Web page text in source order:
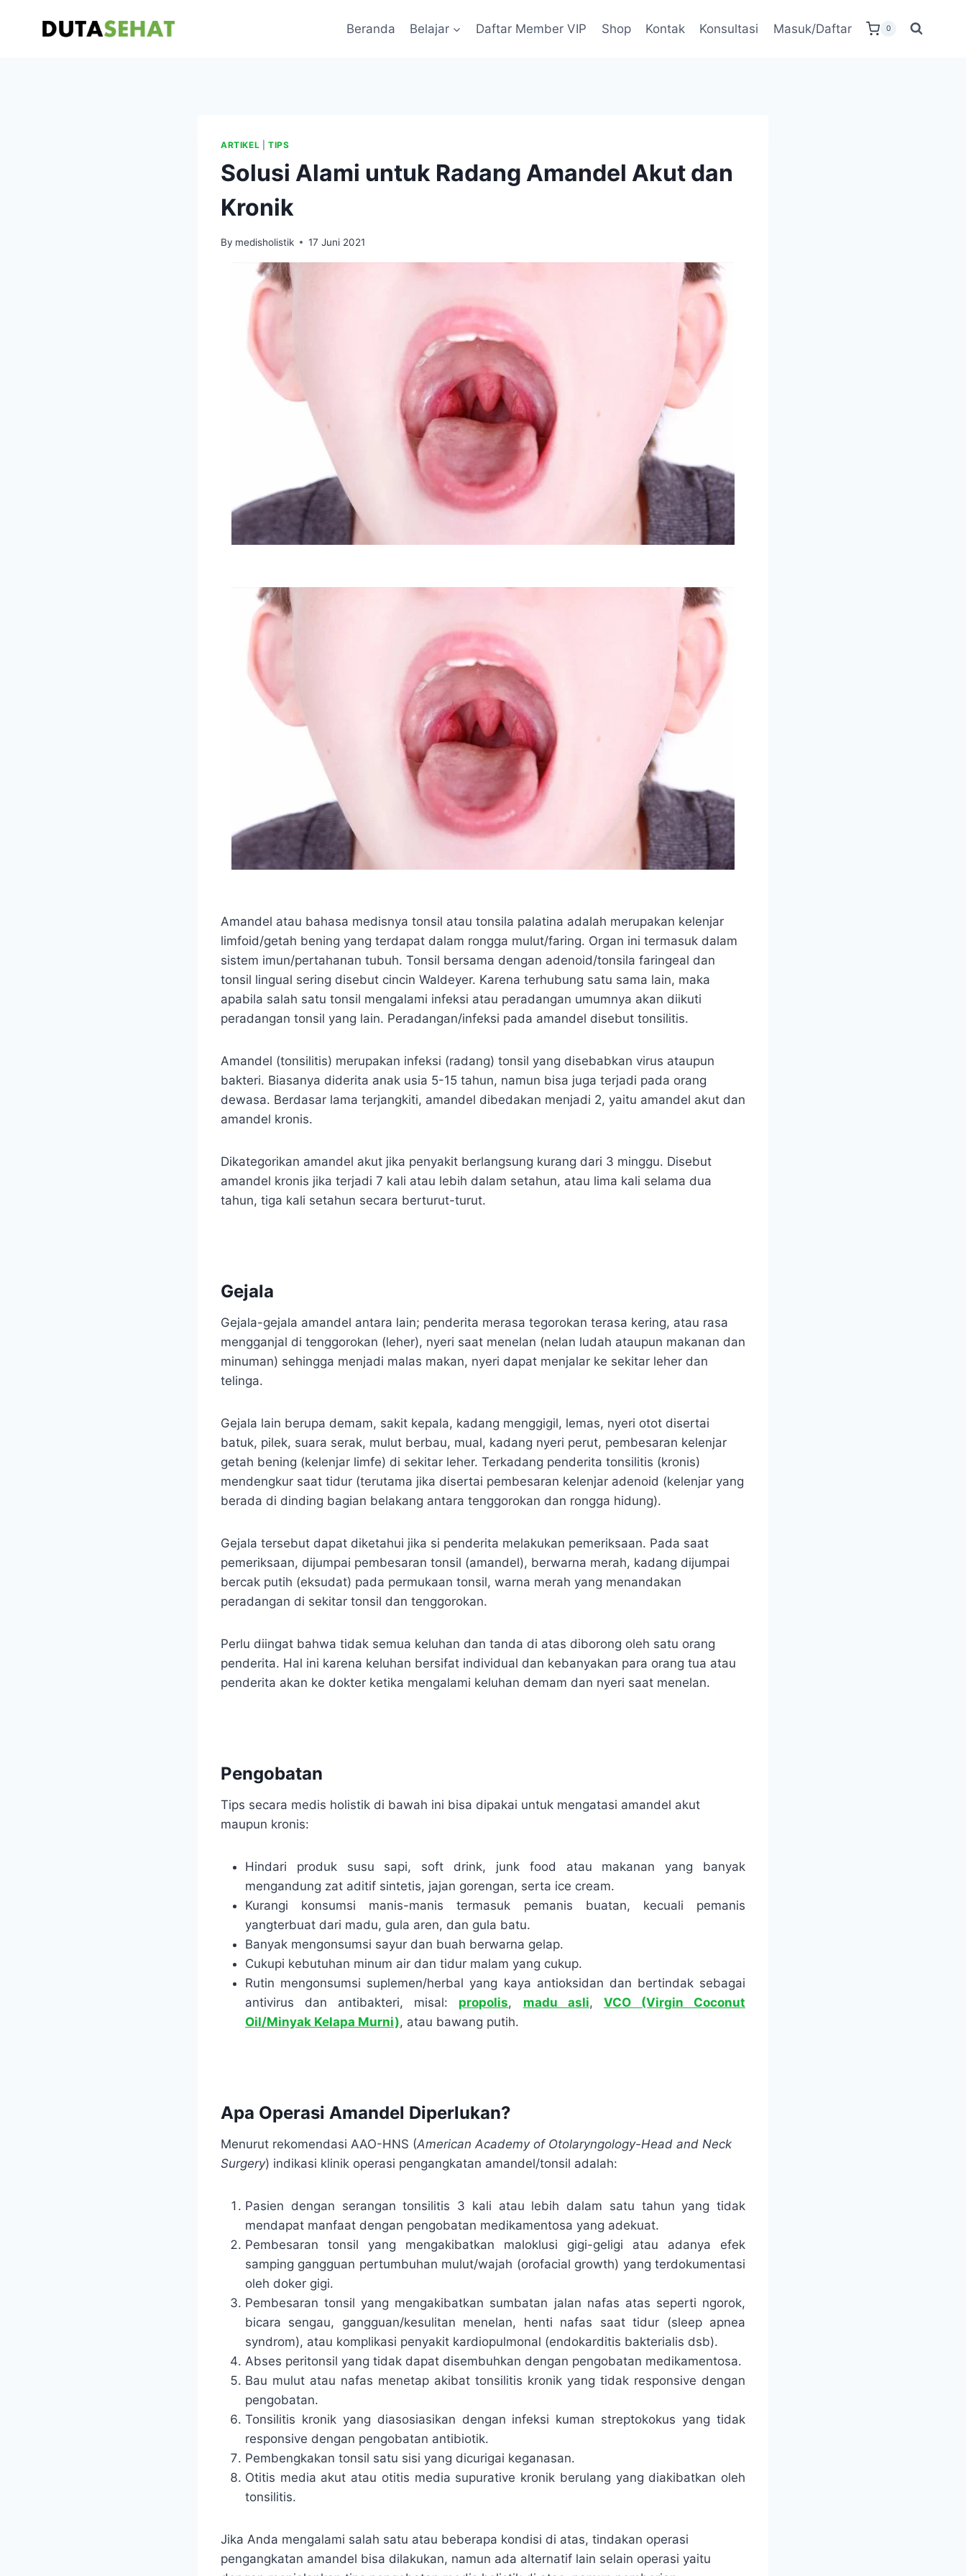
Beranda Belajar Daftar Member VIP Shop Kontak Konsultasi Masuk/Daftar 0
ARTIKEL TIPS
Solusi Alami untuk Radang Amandel Akut dan
Kronik
By medisholistik 17 Juni 2021
Amandel atau bahasa medisnya tonsil atau tonsila palatina adalah merupakan kelenjar
limfoid/getah bening yang terdapat dalam rongga mulut/faring. Organ ini termasuk dalam
sistem imun/pertahanan tubuh. Tonsil bersama dengan adenoid/tonsila faringeal dan
tonsil lingual sering disebut cincin Waldeyer. Karena terhubung satu sama lain, maka
apabila salah satu tonsil mengalami infeksi atau peradangan umumnya akan diikuti
peradangan tonsil yang lain. Peradangan/infeksi pada amandel disebut tonsilitis.
Amandel (tonsilitis) merupakan infeksi (radang) tonsil yang disebabkan virus ataupun
bakteri. Biasanya diderita anak usia 5-15 tahun, namun bisa juga terjadi pada orang
dewasa. Berdasar lama terjangkiti, amandel dibedakan menjadi 2, yaitu amandel akut dan
amandel kronis.
Dikategorikan amandel akut jika penyakit berlangsung kurang dari 3 minggu. Disebut
amandel kronis jika terjadi 7 kali atau lebih dalam setahun, atau lima kali selama dua
tahun, tiga kali setahun secara berturut-turut.
Gejala
Gejala-gejala amandel antara lain; penderita merasa tegorokan terasa kering, atau rasa
mengganjal di tenggorokan (leher), nyeri saat menelan (nelan ludah ataupun makanan dan
minuman) sehingga menjadi malas makan, nyeri dapat menjalar ke sekitar leher dan
telinga.
Gejala lain berupa demam, sakit kepala, kadang menggigil, lemas, nyeri otot disertai
batuk, pilek, suara serak, mulut berbau, mual, kadang nyeri perut, pembesaran kelenjar
getah bening (kelenjar limfe) di sekitar leher. Terkadang penderita tonsilitis (kronis)
mendengkur saat tidur (terutama jika disertai pembesaran kelenjar adenoid (kelenjar yang
berada di dinding bagian belakang antara tenggorokan dan rongga hidung).
Gejala tersebut dapat diketahui jika si penderita melakukan pemeriksaan. Pada saat
pemeriksaan, dijumpai pembesaran tonsil (amandel), berwarna merah, kadang dijumpai
bercak putih (eksudat) pada permukaan tonsil, warna merah yang menandakan
peradangan di sekitar tonsil dan tenggorokan.
Perlu diingat bahwa tidak semua keluhan dan tanda di atas diborong oleh satu orang
penderita. Hal ini karena keluhan bersifat individual dan kebanyakan para orang tua atau
penderita akan ke dokter ketika mengalami keluhan demam dan nyeri saat menelan.
Pengobatan
Tips secara medis holistik di bawah ini bisa dipakai untuk mengatasi amandel akut
maupun kronis:
Hindari produk susu sapi, soft drink, junk food atau makanan yang banyak
mengandung zat aditif sintetis, jajan gorengan, serta ice cream.
Kurangi konsumsi manis-manis termasuk pemanis buatan, kecuali pemanis
yangterbuat dari madu, gula aren, dan gula batu.
Banyak mengonsumsi sayur dan buah berwarna gelap.
Cukupi kebutuhan minum air dan tidur malam yang cukup.
Rutin mengonsumsi suplemen/herbal yang kaya antioksidan dan bertindak sebagai
antivirus dan antibakteri, misal: propolis, madu asli, VCO (Virgin Coconut
Oil/Minyak Kelapa Murni), atau bawang putih.
Apa Operasi Amandel Diperlukan?
Menurut rekomendasi AAO-HNS (American Academy of Otolaryngology-Head and Neck
Surgery) indikasi klinik operasi pengangkatan amandel/tonsil adalah:
Pasien dengan serangan tonsilitis 3 kali atau lebih dalam satu tahun yang tidak
mendapat manfaat dengan pengobatan medikamentosa yang adekuat.
Pembesaran tonsil yang mengakibatkan maloklusi gigi-geligi atau adanya efek
samping gangguan pertumbuhan mulut/wajah (orofacial growth) yang terdokumentasi
oleh doker gigi.
Pembesaran tonsil yang mengakibatkan sumbatan jalan nafas atas seperti ngorok,
bicara sengau, gangguan/kesulitan menelan, henti nafas saat tidur (sleep apnea
syndrom), atau komplikasi penyakit kardiopulmonal (endokarditis bakterialis dsb).
Abses peritonsil yang tidak dapat disembuhkan dengan pengobatan medikamentosa.
Bau mulut atau nafas menetap akibat tonsilitis kronik yang tidak responsive dengan
pengobatan.
Tonsilitis kronik yang diasosiasikan dengan infeksi kuman streptokokus yang tidak
responsive dengan pengobatan antibiotik.
Pembengkakan tonsil satu sisi yang dicurigai keganasan.
Otitis media akut atau otitis media supurative kronik berulang yang diakibatkan oleh
tonsilitis.
Jika Anda mengalami salah satu atau beberapa kondisi di atas, tindakan operasi
pengangkatan amandel bisa dilakukan, namun ada alternatif lain selain operasi yaitu